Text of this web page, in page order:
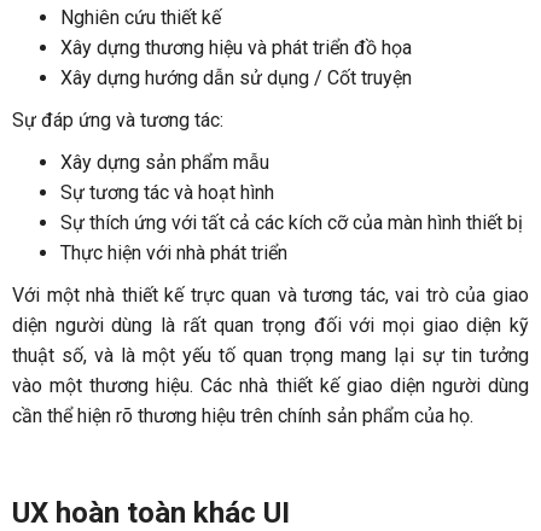
Nghiên cứu thiết kế
Xây dựng thương hiệu và phát triển đồ họa
Xây dựng hướng dẫn sử dụng / Cốt truyện
Sự đáp ứng và tương tác:
Xây dựng sản phẩm mẫu
Sự tương tác và hoạt hình
Sự thích ứng với tất cả các kích cỡ của màn hình thiết bị
Thực hiện với nhà phát triển
Với một nhà thiết kế trực quan và tương tác, vai trò của giao
diện người dùng là rất quan trọng đối với mọi giao diện kỹ
thuật số, và là một yếu tố quan trọng mang lại sự tin tưởng
vào một thương hiệu. Các nhà thiết kế giao diện người dùng
cần thể hiện rõ thương hiệu trên chính sản phẩm của họ.
UX hoàn toàn khác UI